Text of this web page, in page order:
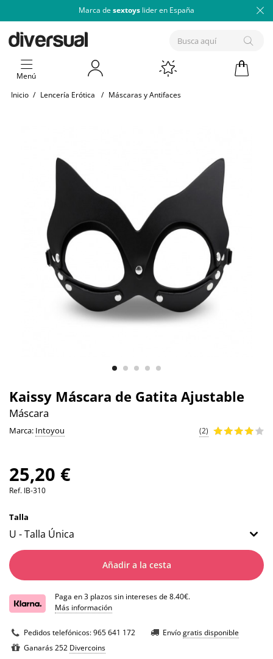
Marca de sextoys lider en España
Menú
Inicio / Lencería Erótica / Máscaras y Antifaces
Kaissy Máscara de Gatita Ajustable
Máscara
Marca: Intoyou (2)
25,20 €
Ref. IB-310
Talla
Añadir a la cesta
Paga en 3 plazos sin intereses de 8.40€.
Más información
Pedidos telefónicos:965 641 172 Envíogratis disponible
Ganarás 252 Divercoins